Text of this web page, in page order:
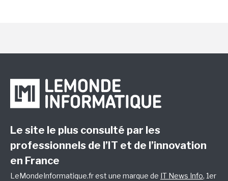
Le site le plus consulté par les
professionnels de l’IT et de l’innovation
en France
LeMondeInformatique.fr est une marque de IT News Info, 1er